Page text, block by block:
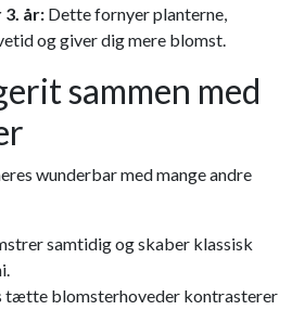
3. år: Dette fornyer planterne,
og giver dig mere blomst.
sammen med
wunderbar med mange andre
samtidig og skaber klassisk
tætte blomsterhoveder kontrasterer